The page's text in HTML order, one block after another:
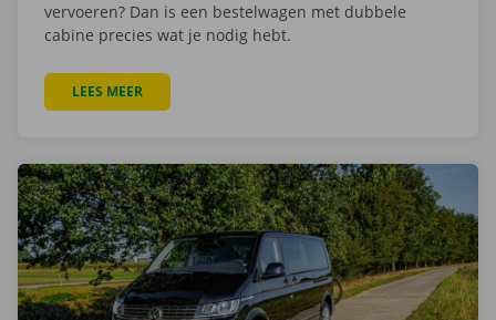
vervoeren? Dan is een bestelwagen met dubbele
cabine precies wat je nodig hebt.
LEES MEER